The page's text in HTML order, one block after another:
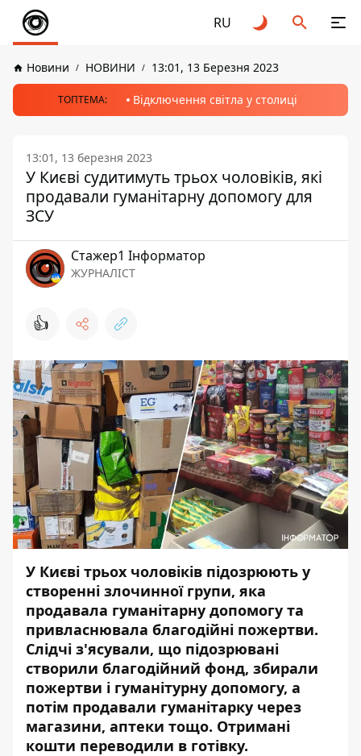
RU
Новини НОВИНИ 13:01, 13 Березня 2023
ТОПТЕМА: Відключення світла у столиці
13:01, 13 березня 2023
У Києві судитимуть трьох чоловіків, які
продавали гуманітарну допомогу для
ЗСУ
Стажер1 Інформатор
ЖУРНАЛІСТ
👍
У Києві трьох чоловіків підозрюють у
створенні злочинної групи, яка
продавала гуманітарну допомогу та
привласнювала благодійні пожертви.
Слідчі з'ясували, що підозрювані
створили благодійний фонд, збирали
пожертви і гуманітурну допомогу, а
потім продавали гуманітарку через
магазини, аптеки тощо. Отримані
кошти переводили в готівку.